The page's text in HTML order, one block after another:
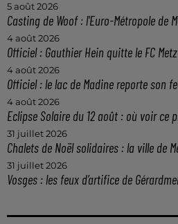
5 août 2026
Casting de Woof : l'Euro-Métropole de
4 août 2026
Officiel : Gauthier Hein quitte le FC
4 août 2026
Officiel : le lac de Madine reporte son
4 août 2026
Eclipse Solaire du 12 août : où voir ce
31 juillet 2026
Chalets de Noël solidaires : la ville de
31 juillet 2026
Vosges : les feux d’artifice de